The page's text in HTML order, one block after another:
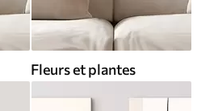
Fleurs et plantes